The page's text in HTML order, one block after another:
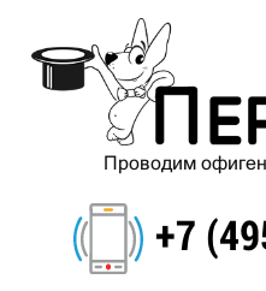
Проводим
+7